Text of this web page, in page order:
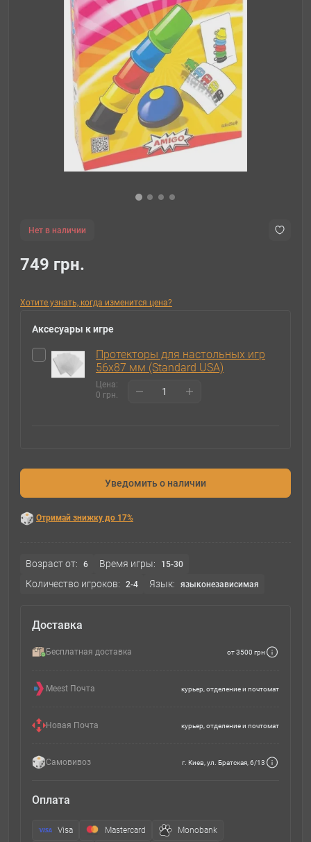
Нет в наличии
749 грн.
Хотите узнать, когда изменится цена?
Аксесуары к игре
Протекторы для настольных игр
56х87 мм (Standard USA)
Цена:
0 грн.
Уведомить о наличии
Отримай знижку до 17%
Возраст от: 6 Время игры: 15-30
Количество игроков: 2-4 Язык: языконезависимая
Доставка
Бесплатная доставка от 3500 грн
Meest Почта курьер, отделение и почтомат
Новая Почта курьер, отделение и почтомат
Самовивоз г. Киев, ул. Братская, 6/13
Оплата
Visa Mastercard Monobank